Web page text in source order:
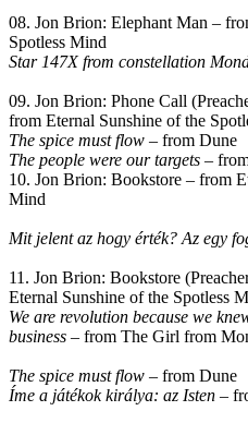
08. Jon Brion: Elephant Man –
Spotless Mind
Star 147X from constellation
09. Jon Brion: Phone Call
from Eternal Sunshine of the
The spice must flow – from Dune
The people were our targets –
10. Jon Brion: Bookstore – from
Mind
Mit jelent az hogy érték? Az egy
11. Jon Brion: Bookstore
Eternal Sunshine of the Spotless
We are revolution because we
business – from The Girl from
The spice must flow – from Dune
Íme a játékok királya: az Isten –